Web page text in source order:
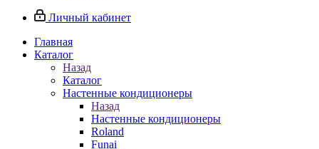
Личный кабинет
Главная
Каталог
Назад
Каталог
Настенные кондиционеры
Назад
Настенные кондиционеры
Roland
Funai